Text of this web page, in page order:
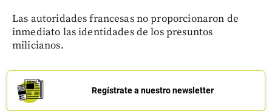
Las autoridades francesas no proporcionaron de
inmediato las identidades de los presuntos
milicianos.
Regístrate a nuestro newsletter